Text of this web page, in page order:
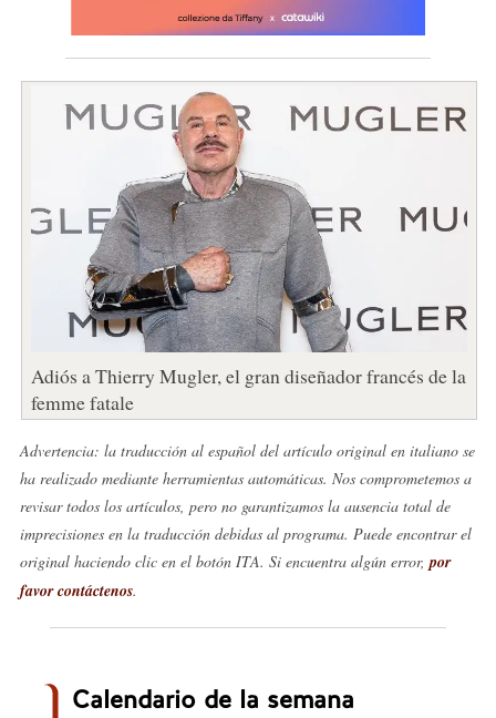
Adiós a Thierry Mugler, el gran diseñador francés de la
femme fatale
Advertencia: la traducción al español del artículo original en italiano se
ha realizado mediante herramientas automáticas. Nos comprometemos a
revisar todos los artículos, pero no garantizamos la ausencia total de
imprecisiones en la traducción debidas al programa. Puede encontrar el
original haciendo clic en el botón ITA. Si encuentra algún error, por
favor contáctenos.
Calendario de la semana